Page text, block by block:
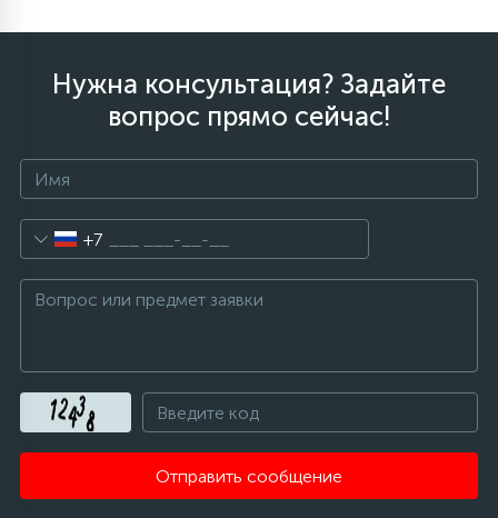
Нужна консультация? Задайте
вопрос прямо сейчас!
+7
Отправить сообщение